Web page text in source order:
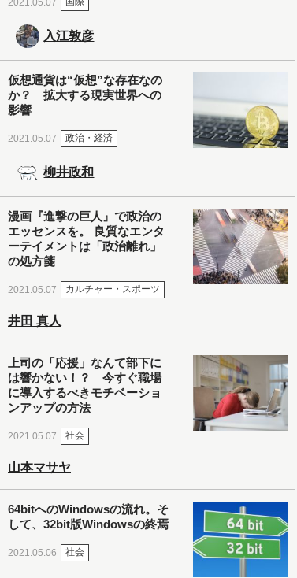
2021.05.07
入江敦彦
仮想通貨は“仮想”な存在なの
か？ 拡大する現実世界への
影響
2021.05.07 政治・経済
柳井政和
漫画『進撃の巨人』で政治の
エッセンスを。 良質なエンタ
ーテイメントは「政治離れ」
の処方箋
2021.05.07 カルチャー・スポーツ
井田 真人
上司の「応援」なんて部下に
は響かない！？ 今すぐ職場
に導入するべきモチベーショ
ンアップの方法
2021.05.07 社会
山本マサヤ
64bitへのWindowsの流れ。そ
して、32bit版Windowsの終焉
2021.05.06 社会